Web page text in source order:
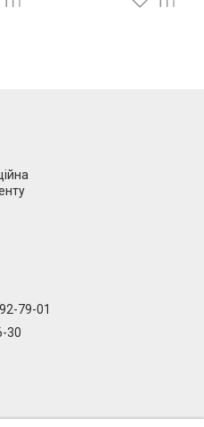
79-01
30